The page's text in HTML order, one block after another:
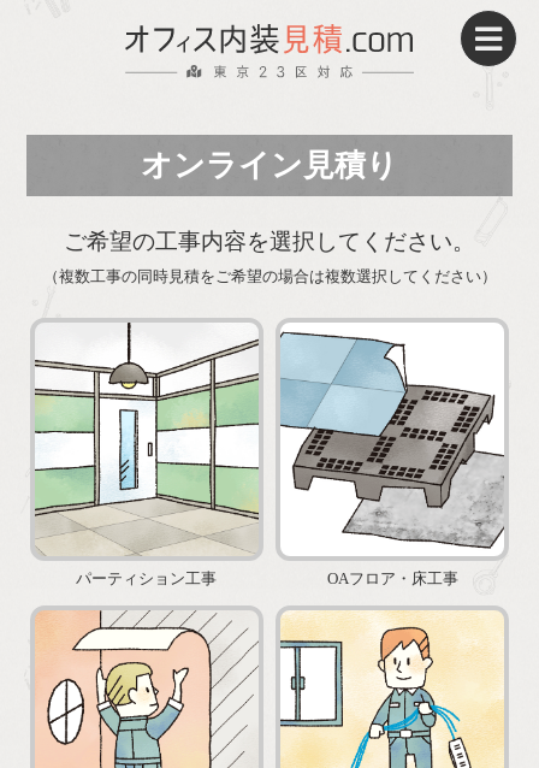
オンライン見積り
ご希望の工事内容を選択してください。
（複数工事の同時見積をご希望の場合は複数選択してください）
パーティション工事 OAフロア・床工事
パーティション 床貼替え・OAフロア
壁紙・クロス 電気工事
施工事例 UP!
当サイトで見積りするメリット
当社が選ばれる理由
サービス案内